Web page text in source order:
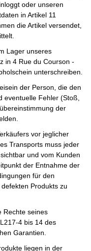
oder unseren
in Artikel 11
die Artikel versendet,
Lager unseres
in 4 Rue du Courson -
unterschreiben.
der Person, die den
eventuelle Fehler (Stoß,
der
vor jeglicher
Transports muss jeder
und vom Kunden
der Entnahme der
für den
Produkts zu
Rechte seines
4 bis 14 des
Garantien.
liegen in der